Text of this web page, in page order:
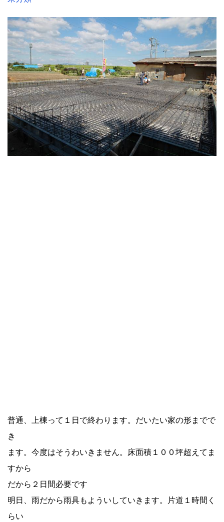
普通、上棟って１日で終わります。だいたい家の形までで
き
ます。今度はそうわいきません。床面積１００坪超えてま
すから
だから２日間必要です
明日、雨だから雨具もよういしていきます。片道１時間く
らい